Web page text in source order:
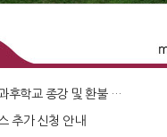
[초등]방과후학교 여름방학 방과후학교 종강 및 환불 안내
추가 신청 안내